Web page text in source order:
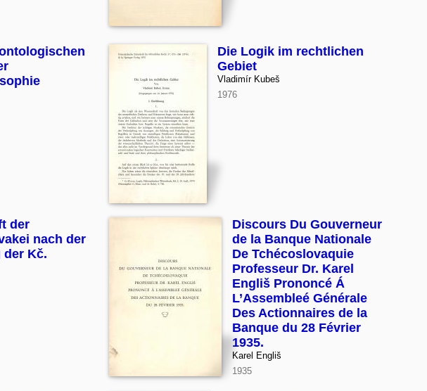
Die Logik im rechtlichen
Gebiet
Vladimír Kubeš
1976
der
nach der
der Kč.
Discours Du Gouverneur
de la Banque Nationale
De Tchécoslovaquie
Professeur Dr. Karel
Engliš Prononcé Á
L’Assembleé Générale
Des Actionnaires de la
Banque du 28 Février
1935.
Karel Engliš
1935